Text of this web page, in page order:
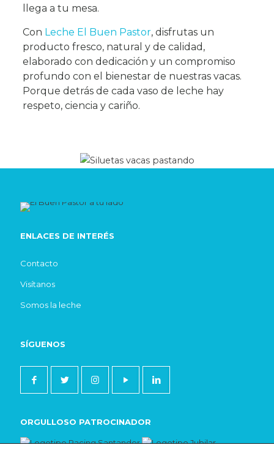
llega a tu mesa.
Con Leche El Buen Pastor, disfrutas un
producto fresco, natural y de calidad,
elaborado con dedicación y un compromiso
profundo con el bienestar de nuestras vacas.
Porque detrás de cada vaso de leche hay
respeto, ciencia y cariño.
ENLACES DE INTERÉS
Contacto
Visítanos
Somos la leche
SÍGUENOS
ORGULLOSO PATROCINADOR